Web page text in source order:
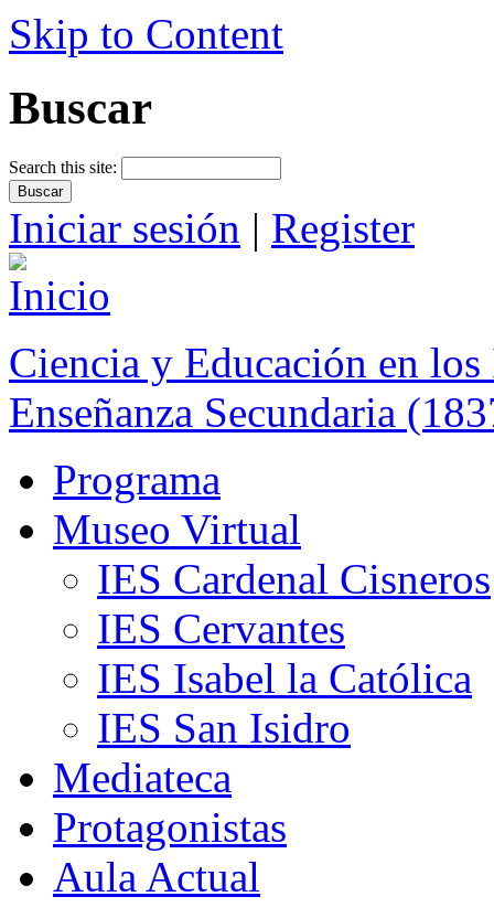
Skip to Content
Buscar
Search this site:
Iniciar sesión | Register
Ciencia y Educación en
Enseñanza Secundaria
Programa
Museo Virtual
IES Cardenal Cisneros
IES Cervantes
IES Isabel la Católica
IES San Isidro
Mediateca
Protagonistas
Aula Actual